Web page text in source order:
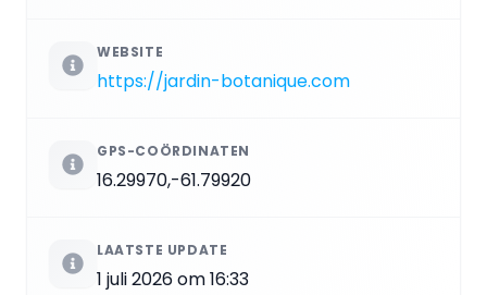
WEBSITE
https://jardin-botanique.com
GPS-COÖRDINATEN
16.29970,-61.79920
LAATSTE UPDATE
1 juli 2026 om 16:33